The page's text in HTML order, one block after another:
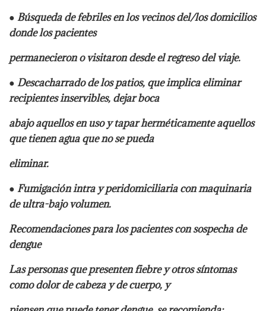
● Búsqueda de febriles en los vecinos del/los domicilios
donde los pacientes
permanecieron o visitaron desde el regreso del viaje.
● Descacharrado de los patios, que implica eliminar
recipientes inservibles, dejar boca
abajo aquellos en uso y tapar herméticamente aquellos
que tienen agua que no se pueda
eliminar.
● Fumigación intra y peridomiciliaria con maquinaria
de ultra-bajo volumen.
Recomendaciones para los pacientes con sospecha de
dengue
Las personas que presenten fiebre y otros síntomas
como dolor de cabeza y de cuerpo, y